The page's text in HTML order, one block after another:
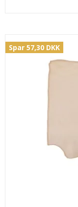
Spar 57,30 DKK